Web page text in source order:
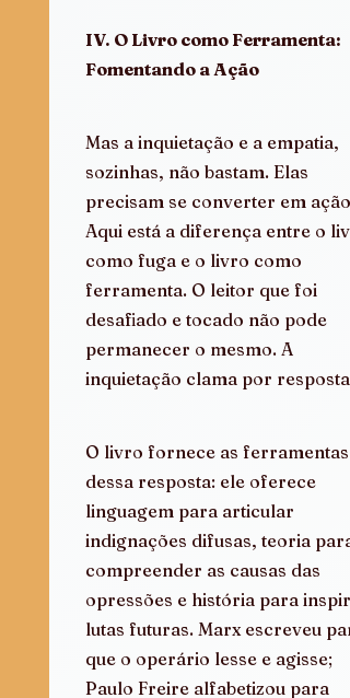
IV. O Livro como Ferramenta:
Fomentando a Ação
Mas a inquietação e a empatia,
sozinhas, não bastam. Elas
precisam se converter em ação.
Aqui está a diferença entre o
como fuga e o livro como
ferramenta. O leitor que foi
desafiado e tocado não pode
permanecer o mesmo. A
inquietação clama por resposta.
O livro fornece as ferramentas
dessa resposta: ele oferece
linguagem para articular
indignações difusas, teoria para
compreender as causas das
opressões e história para
lutas futuras. Marx escreveu
que o operário lesse e agisse;
Paulo Freire alfabetizou para